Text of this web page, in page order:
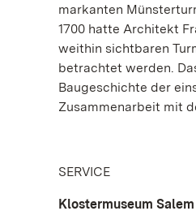
markanten
1700 hatte Architekt
weithin sichtbaren
betrachtet werden.
Baugeschichte der
Zusammenarbeit mit
SERVICE
Klostermuseum Salem